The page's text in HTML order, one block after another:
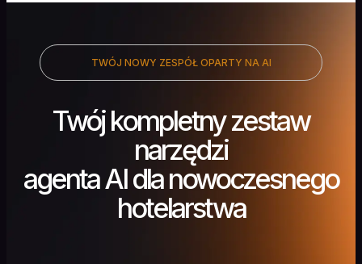
TWÓJ NOWY ZESPÓŁ OPARTY NA AI
Twój kompletny zestaw
narzędzi
agenta AI dla nowoczesnego
hotelarstwa